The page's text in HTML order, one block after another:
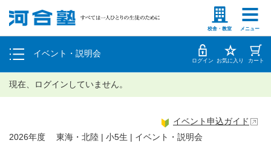
校舎・教室 メニュー
塾生の方 高等学校の先生
イベント・説明会
個別相談
体験授業 ログイン お気に入り カート
現在、ログインしていません。
2026年度 東海・北陸 | 小5生 | イベント・説明会
イベント申込ガイド